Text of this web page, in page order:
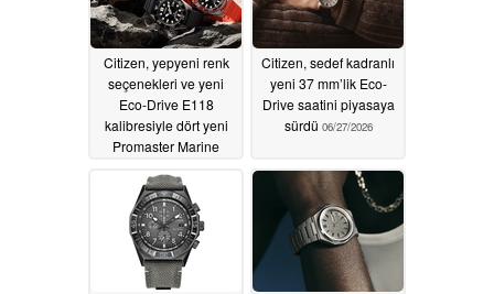
Citizen, yepyeni renk
seçenekleri ve yeni
Eco-Drive E118
kalibresiyle dört yeni
Promaster Marine
sürdü07/01/2026
Citizen, sedef kadranlı
yeni 37 mm’lik Eco-
Drive saatini piyasaya
sürdü 06/27/2026